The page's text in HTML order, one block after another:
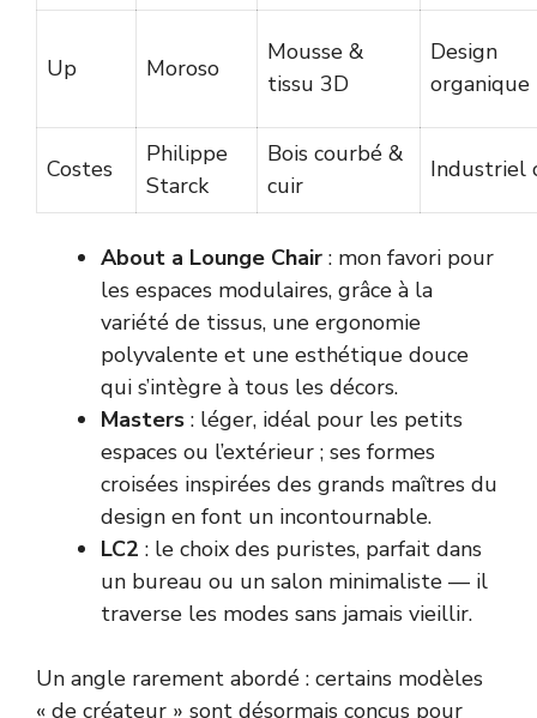
Up Moroso
Mousse &
tissu 3D
Design
organique
Costes
Philippe
Starck
Bois courbé &
cuir
Industriel
About a Lounge Chair : mon favori pour
les espaces modulaires, grâce à la
variété de tissus, une ergonomie
polyvalente et une esthétique douce
qui s’intègre à tous les décors.
Masters : léger, idéal pour les petits
espaces ou l’extérieur ; ses formes
croisées inspirées des grands maîtres du
design en font un incontournable.
LC2 : le choix des puristes, parfait dans
un bureau ou un salon minimaliste — il
traverse les modes sans jamais vieillir.
Un angle rarement abordé : certains modèles
« de créateur » sont désormais conçus pour